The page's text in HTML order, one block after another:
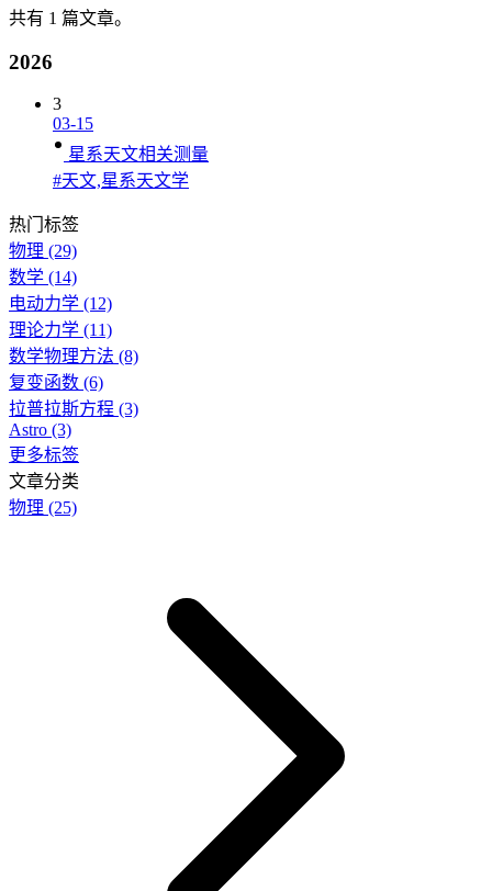
共有 1 篇文章。
2026
3
03-15
星系天文相关测量
#天文,星系天文学
热门标签
物理 (29)
数学 (14)
电动力学 (12)
理论力学 (11)
数学物理方法 (8)
复变函数 (6)
拉普拉斯方程 (3)
Astro (3)
更多标签
文章分类
物理 (25)